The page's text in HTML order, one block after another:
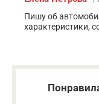
Пишу об
характеристики,